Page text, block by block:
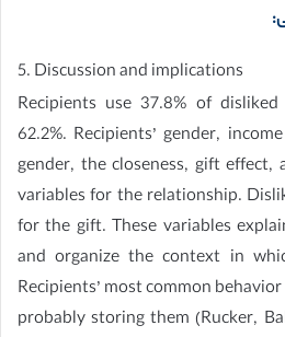
5. Discussion and implications
Recipients use 37.8% of
62.2%. Recipients’ gender,
gender, the closeness, gift effect,
variables for the relationship.
for the gift. These variables
and organize the context in
Recipients’ most common
probably storing them (Rucker,